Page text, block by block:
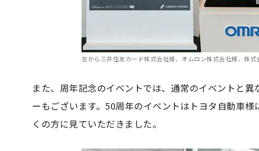
左から三井住友カード株式会社様、オムロン株式会社様、株
また、周年記念のイベントでは、通常のイベントと
ーもございます。50周年のイベントはトヨタ自動車
くの方に見ていただきました。